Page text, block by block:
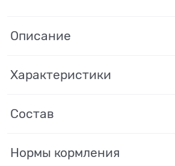
Описание
Характеристики
Состав
Нормы кормления